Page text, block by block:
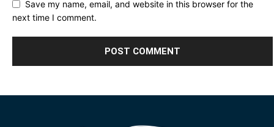
Save my name, email, and website in this browser for the
next time I comment.